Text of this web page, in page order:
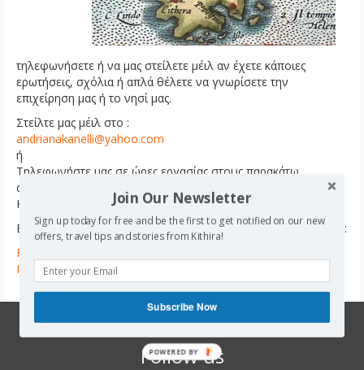
τηλεφωνήσετε ή να μας στείλετε μέιλ αν έχετε κάποιες
ερωτήσεις, σχόλια ή απλά θέλετε να γνωρίσετε την
επιχείρηση μας ή το νησί μας.
Στείλτε μας μέιλ στο :
andrianakanelli@yahoo.com
ή
Τηλεφωνήστε μας σε ώρες εργασίας στους παρακάτω
αριθμούς:
Κινητό : 0030 6947032225 , Σταθερό : 0030 2736034174
Επικοινωνήστε μαζί μας και μέσα από τα κοινωνικά μας δίκτυα:
Facebook
Instagram
Follow us
Join Our Newsletter
Sign up today for free and be the first to get notified on our new
offers, travel tips and stories from Kithira!
Subscribe Now
POWERED BY